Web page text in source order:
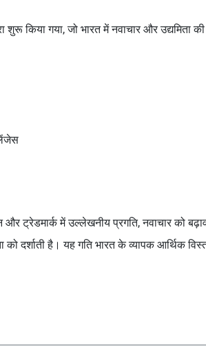
शुरू किया गया, जो भारत में नवाचार और उद्यमिता
और ट्रेडमार्क में उल्लेखनीय प्रगति, नवाचार को
दर्शाती है। यह गति भारत के व्यापक आर्थिक